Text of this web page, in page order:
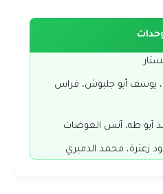
يوسف أبو جلبوش، فراس
أبو طه، أنس العوضات
زعترة، محمد الدميري